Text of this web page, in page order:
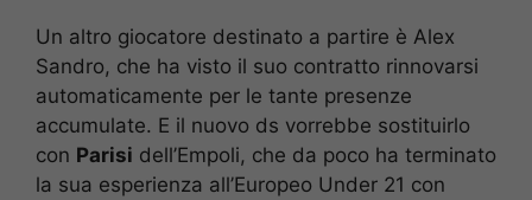
Un altro giocatore destinato a partire è Alex
Sandro, che ha visto il suo contratto rinnovarsi
automaticamente per le tante presenze
accumulate. E il nuovo ds vorrebbe sostituirlo
con Parisi dell’Empoli, che da poco ha terminato
la sua esperienza all’Europeo Under 21 con